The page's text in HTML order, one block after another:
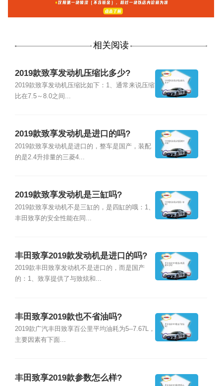
相关阅读
2019款致享发动机压缩比多少?
2019款致享发动机压缩比如下：1、通常来说压缩
比在7.5～8.0之间...
2019款致享发动机是进口的吗?
2019款致享发动机是进口的，整车是国产，装配
的是2.4升排量的三菱4...
2019款致享发动机是三缸吗?
2019款致享发动机不是三缸的，是四缸的哦：1、
丰田致享的安全性能在同...
丰田致享2019款发动机是进口的吗?
2019款丰田致享发动机不是进口的，而是国产
的：1、致享提供了与致炫和...
丰田致享2019款也不省油吗?
2019款广汽丰田致享百公里平均油耗为5--7.67L，
主要因素有下面...
丰田致享2019款参数怎么样?